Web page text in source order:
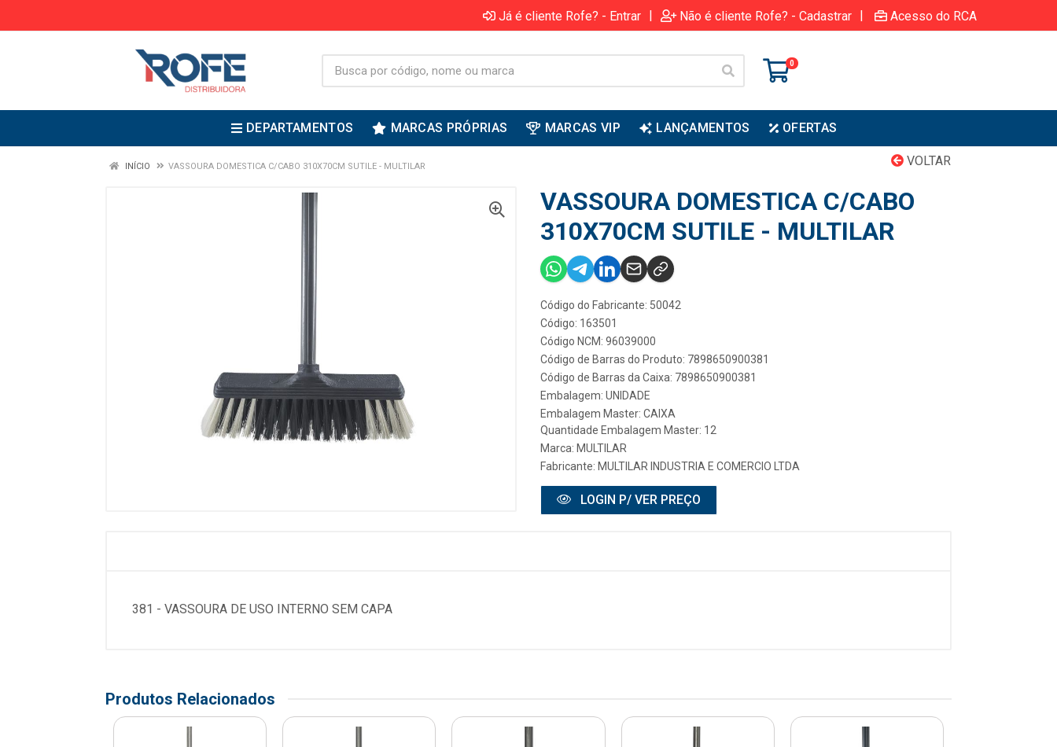
Já é cliente Rofe? - Entrar | Não é cliente Rofe? - Cadastrar | Acesso do RCA
0
DEPARTAMENTOS MARCAS PRÓPRIAS MARCAS VIP LANÇAMENTOS OFERTAS
VOLTAR
INÍCIO VASSOURA DOMESTICA C/CABO 310X70CM SUTILE - MULTILAR
VASSOURA DOMESTICA C/CABO
310X70CM SUTILE - MULTILAR
Código do Fabricante: 50042
Código: 163501
Código NCM: 96039000
Código de Barras do Produto: 7898650900381
Código de Barras da Caixa: 7898650900381
Embalagem: UNIDADE
Embalagem Master: CAIXA
Quantidade Embalagem Master: 12
Marca: MULTILAR
Fabricante: MULTILAR INDUSTRIA E COMERCIO LTDA
LOGIN P/ VER PREÇO
381 - VASSOURA DE USO INTERNO SEM CAPA
Produtos Relacionados